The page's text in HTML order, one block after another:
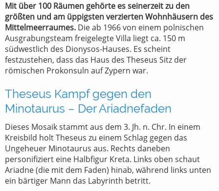
Mit über 100 Räumen gehörte es seinerzeit zu den
größten und am üppigsten verzierten Wohnhäusern des
Mittelmeerraumes. Die ab 1966 von einem polnischen
Ausgrabungsteam freigelegte Villa liegt ca. 150 m
südwestlich des Dionysos-Hauses. Es scheint
festzustehen, dass das Haus des Theseus Sitz der
römischen Prokonsuln auf Zypern war.
Theseus Kampf gegen den
Minotaurus – Der Ariadnefaden
Dieses Mosaik stammt aus dem 3. Jh. n. Chr. In einem
Kreisbild holt Theseus zu einem Schlag gegen das
Ungeheuer Minotaurus aus. Rechts daneben
personifiziert eine Halbfigur Kreta. Links oben schaut
Ariadne (die mit dem Faden) hinab, während links unten
ein bärtiger Mann das Labyrinth betritt.